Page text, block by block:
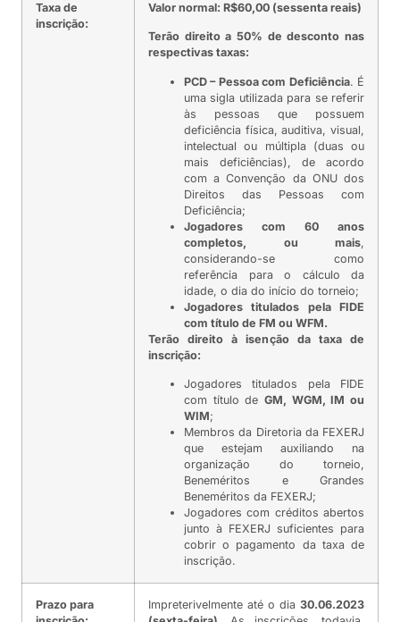
Taxa de
inscrição:
Valor normal: R$60,00 (sessenta reais)
Terão direito a 50% de desconto nas
respectivas taxas:
PCD – Pessoa com Deficiência. É
uma sigla utilizada para se referir
às pessoas que possuem
deficiência física, auditiva, visual,
intelectual ou múltipla (duas ou
mais deficiências), de acordo
com a Convenção da ONU dos
Direitos das Pessoas com
Deficiência;
Jogadores com 60 anos
completos, ou mais
considerando-se como
referência para o cálculo da
idade, o dia do início do torneio;
Jogadores titulados pela FIDE
com título de FM ou WFM.
Terão direito à isenção da taxa de
inscrição:
Jogadores titulados pela FIDE
com título de GM, WGM, IM ou
WIM;
Membros da Diretoria da FEXERJ
que estejam auxiliando na
organização do torneio,
Beneméritos e Grandes
Beneméritos da FEXERJ;
Jogadores com créditos abertos
junto à FEXERJ suficientes para
cobrir o pagamento da taxa de
inscrição.
Prazo para
Impreterivelmente até o dia 30.06.2023